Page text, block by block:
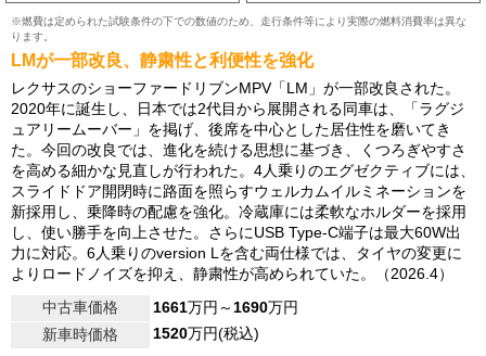
※燃費は定められた試験条件の下での数値のため、走行条件等により実際の燃料消費率は異な
ります。
LMが一部改良、静粛性と利便性を強化
レクサスのショーファードリブンMPV「LM」が一部改良された。
2020年に誕生し、日本では2代目から展開される同車は、「ラグジ
ュアリームーバー」を掲げ、後席を中心とした居住性を磨いてき
た。今回の改良では、進化を続ける思想に基づき、くつろぎやすさ
を高める細かな見直しが行われた。4人乗りのエグゼクティブには、
スライドドア開閉時に路面を照らすウェルカムイルミネーションを
新採用し、乗降時の配慮を強化。冷蔵庫には柔軟なホルダーを採用
し、使い勝手を向上させた。さらにUSB Type-C端子は最大60W出
力に対応。6人乗りのversion Lを含む両仕様では、タイヤの変更に
よりロードノイズを抑え、静粛性が高められていた。（2026.4）
中古車価格
1661万円～1690万円
新車時価格
1520万円(税込)